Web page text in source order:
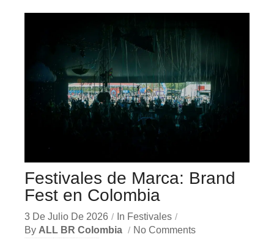
Festivales de Marca: Brand
Fest en Colombia
3 De Julio De 2026 In Festivales
By ALL BR Colombia No Comments